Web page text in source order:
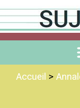
Accueil >